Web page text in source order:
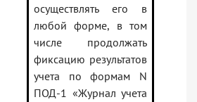
осуществлять его в
любой форме, в том
числе продолжать
фиксацию результатов
учета по формам N
ПОД-1 «Журнал учета